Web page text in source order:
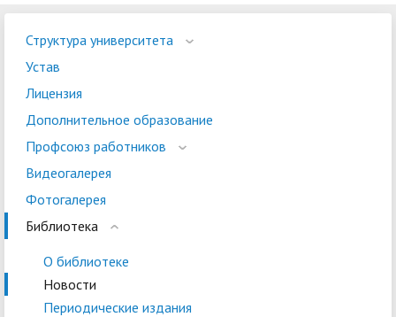
Структура университета
Устав
Лицензия
Дополнительное образование
Профсоюз работников
Видеогалерея
Фотогалерея
Библиотека
О библиотеке
Новости
Периодические издания